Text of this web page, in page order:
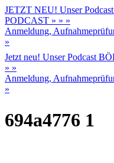
JETZT NEU! Unser
PODCAST » » »
Anmeldung,
»
Jetzt neu! Unser Podcast
» »
Anmeldung,
»
694a4776 1